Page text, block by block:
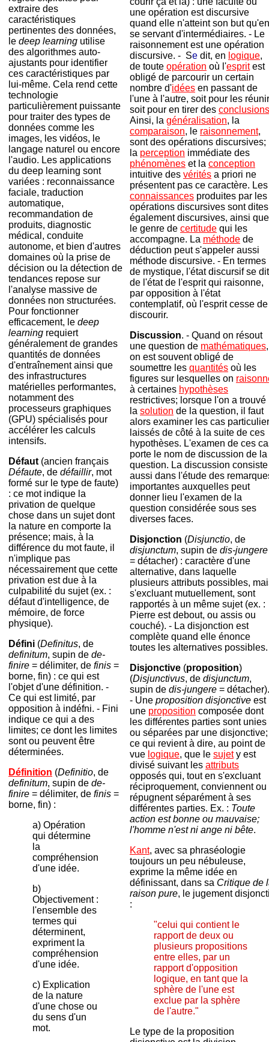
extraire des
caractéristiques
pertinentes des données,
le deep learning utilise
des algorithmes auto-
ajustants pour identifier
ces caractéristiques par
lui-même. Cela rend cette
technologie
particulièrement puissante
pour traiter des types de
données comme les
images, les vidéos, le
langage naturel ou encore
l'audio. Les applications
du deep learning sont
variées : reconnaissance
faciale, traduction
automatique,
recommandation de
produits, diagnostic
médical, conduite
autonome, et bien d'autres
domaines où la prise de
décision ou la détection de
tendances repose sur
l'analyse massive de
données non structurées.
Pour fonctionner
efficacement, le deep
learning requiert
généralement de grandes
quantités de données
d'entraînement ainsi que
des infrastructures
matérielles performantes,
notamment des
processeurs graphiques
(GPU) spécialisés pour
accélérer les calculs
intensifs.
Défaut (ancien français
Défaute, de défaillir, mot
formé sur le type de faute)
: ce mot indique la
privation de quelque
chose dans un sujet dont
la nature en comporte la
présence; mais, à la
différence du mot faute, il
n'implique pas
nécessairement que cette
privation est due à la
culpabilité du sujet (ex. :
défaut d'intelligence, de
mémoire, de force
physique).
Défini (Definitus, de
definitum, supin de de-
finire = délimiter, de finis =
borne, fin) : ce qui est
l'objet d'une définition. -
Ce qui est limité, par
opposition à indéfni. - Fini
indique ce qui a des
limites; ce dont les limites
sont ou peuvent être
déterminées.
Définition (Definitio, de
definitum, supin de de-
finire = délimiter, de finis =
borne, fin) :
a) Opération
qui détermine
la
compréhension
d'une idée.
b)
Objectivement :
l'ensemble des
termes qui
déterminent,
expriment la
compréhension
d'une idée.
c) Explication
de la nature
d'une chose ou
du sens d'un
mot.
une opération est discursive
quand elle n'atteint son but qu'en
se servant d'intermédiaires. - Le
raisonnement est une opération
discursive. - Se dit, en logique,
de toute opération où l'espritest
obligé de parcourir un certain
nombre d'idées en passant de
l'une à l'autre, soit pour les
soit pour en tirer des conclusions
Ainsi, la généralisation, la
comparaison, le raisonnement,
sont des opérations discursives;
la perception immédiate des
phénomènes et la conception
intuitive des vérités a priori ne
présentent pas ce caractère. Les
connaissances produites par les
opérations discursives sont dites
également discursives, ainsi que
le genre de certitude qui les
accompagne. La méthode de
déduction peut s'appeler aussi
méthode discursive. - En termes
de mystique, l'état discursif se dit
de l'état de l'esprit qui raisonne,
par opposition à l'état
contemplatif, où l'esprit cesse de
discourir.
Discussion. - Quand on résout
une question de mathématiques,
on est souvent obligé de
soumettre les quantités où les
figures sur lesquelles on
à certaines hypothèses
restrictives; lorsque l'on a trouvé
la solution de la question, il faut
alors examiner les cas
laissés de côté à la suite de ces
hypothèses. L'examen de ces
porte le nom de discussion de la
question. La discussion consiste
aussi dans l'étude des
importantes auxquelles peut
donner lieu l'examen de la
question considérée sous ses
diverses faces.
Disjonction (Disjunctio, de
disjunctum, supin de dis-jungere
= détacher) : caractère d'une
alternative, dans laquelle
plusieurs attributs possibles,
s'excluant mutuellement, sont
rapportés à un même sujet (ex. :
Pierre est debout, ou assis ou
couché). - La disjonction est
complète quand elle énonce
toutes les alternatives possibles.
Disjonctive (proposition)
(Disjunctivus, de disjunctum,
supin de dis-jungere = détacher).
- Une proposition disjonctive est
une proposition composée dont
les différentes parties sont unies
ou séparées par une disjonctive;
ce qui revient à dire, au point de
vue logique, que le sujety est
divisé suivant les attributs
opposés qui, tout en s'excluant
réciproquement, conviennent ou
répugnent séparément à ses
différentes parties. Ex. : Toute
action est bonne ou mauvaise;
l'homme n'est ni ange ni bête.
Kant, avec sa phraséologie
toujours un peu nébuleuse,
exprime la même idée en
définissant, dans sa Critique de
raison pure, le jugement
:
"celui qui contient le
rapport de deux ou
plusieurs propositions
entre elles, par un
rapport d'opposition
logique, en tant que la
sphère de l'une est
exclue par la sphère
de l'autre."
Le type de la proposition